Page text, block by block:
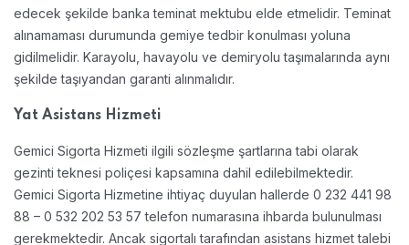
edecek şekilde banka teminat mektubu elde etmelidir. Teminat
alınamaması durumunda gemiye tedbir konulması yoluna
gidilmelidir. Karayolu, havayolu ve demiryolu taşımalarında aynı
şekilde taşıyandan garanti alınmalıdır.
Yat Asistans Hizmeti
Gemici Sigorta Hizmeti ilgili sözleşme şartlarına tabi olarak
gezinti teknesi poliçesi kapsamına dahil edilebilmektedir.
Gemici Sigorta Hizmetine ihtiyaç duyulan hallerde 0 232 441 98
88 – 0 532 202 53 57 telefon numarasına ihbarda bulunulması
gerekmektedir. Ancak sigortalı tarafından asistans hizmet talebi